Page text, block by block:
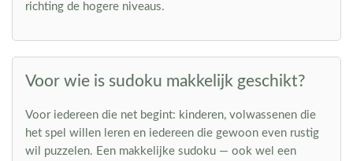
richting de hogere niveaus.
Voor wie is sudoku makkelijk geschikt?
Voor iedereen die net begint: kinderen, volwassenen die
het spel willen leren en iedereen die gewoon even rustig
wil puzzelen. Een makkelijke sudoku — ook wel een